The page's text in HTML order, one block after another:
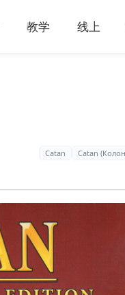
教学 线上
Catan Catan